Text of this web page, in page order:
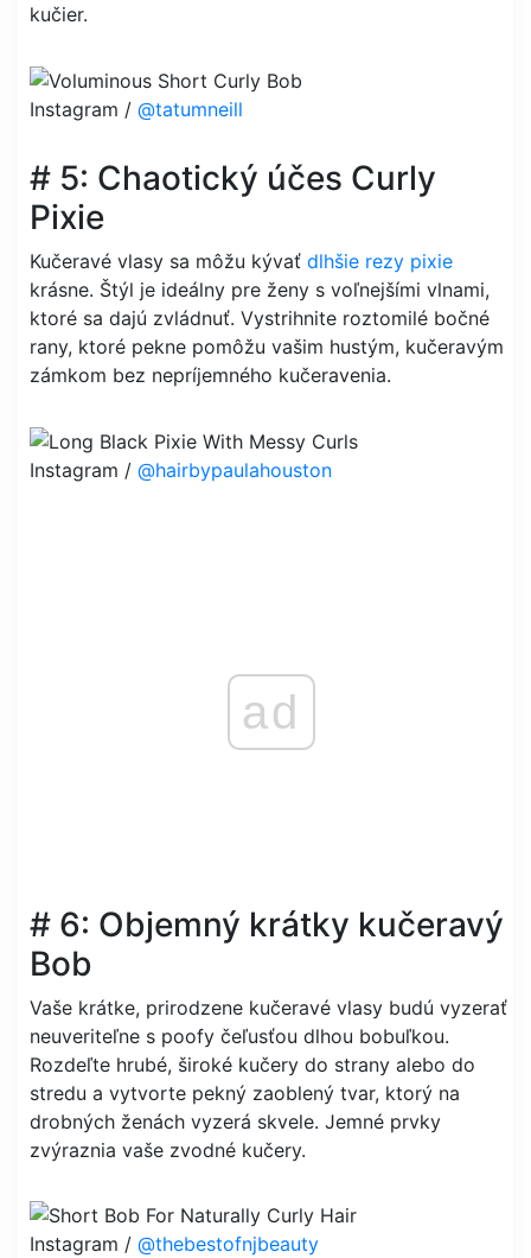
kučier.
Instagram / @tatumneill
# 5: Chaotický účes Curly
Pixie
Kučeravé vlasy sa môžu kývať dlhšie rezy pixie
krásne. Štýl je ideálny pre ženy s voľnejšími vlnami,
ktoré sa dajú zvládnuť. Vystrihnite roztomilé bočné
rany, ktoré pekne pomôžu vašim hustým, kučeravým
zámkom bez nepríjemného kučeravenia.
Instagram / @hairbypaulahouston
ad
# 6: Objemný krátky kučeravý
Bob
Vaše krátke, prirodzene kučeravé vlasy budú vyzerať
neuveriteľne s poofy čeľusťou dlhou bobuľkou.
Rozdeľte hrubé, široké kučery do strany alebo do
stredu a vytvorte pekný zaoblený tvar, ktorý na
drobných ženách vyzerá skvele. Jemné prvky
zvýraznia vaše zvodné kučery.
Instagram / @thebestofnjbeauty